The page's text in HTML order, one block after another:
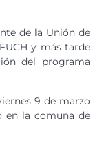
de la Unión de
y más tarde
del programa
9 de marzo
en la comuna de